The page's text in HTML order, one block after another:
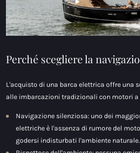
Perché scegliere la
L'acquisto di una barca elettrica offre una
alle imbarcazioni tradizionali con motori a
Navigazione silenziosa: uno dei
elettriche è l'assenza di rumore del
godersi indisturbati l'ambiente naturale.